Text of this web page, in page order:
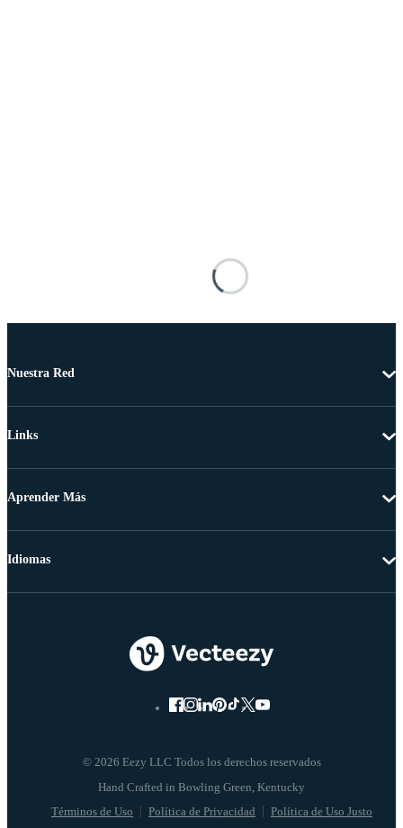
Nuestra Red
Links
Aprender Más
© 2026 Eezy LLC Todos los derechos reservados
Términos de Uso Política de Privacidad Política de Uso Justo
Idiomas